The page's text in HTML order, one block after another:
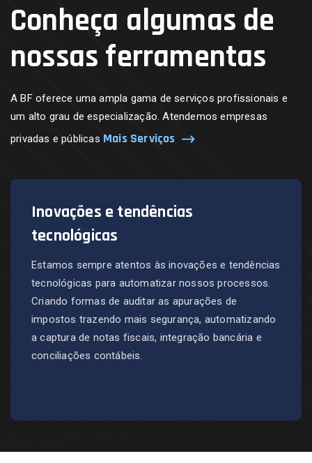
Conheça algumas de
nossas ferramentas
A BF oferece uma ampla gama de serviços profissionais e
um alto grau de especialização. Atendemos empresas
privadas e públicas Mais Serviços
Inovações e tendências
tecnológicas
Estamos sempre atentos às inovações e tendências
tecnológicas para automatizar nossos processos.
Criando formas de auditar as apurações de
impostos trazendo mais segurança, automatizando
a captura de notas fiscais, integração bancária e
conciliações contábeis.